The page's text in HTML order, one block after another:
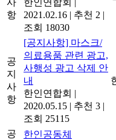
항
2021.02.16 | 추천 2 |
조회 18030
공
지
사
항
[공지사항] 마스크/
의료용품 관련 광고,
사행성 광고 삭제 안
내
한인연합회 |
2020.05.15 | 추천 3 |
조회 25115
공
한인공동체